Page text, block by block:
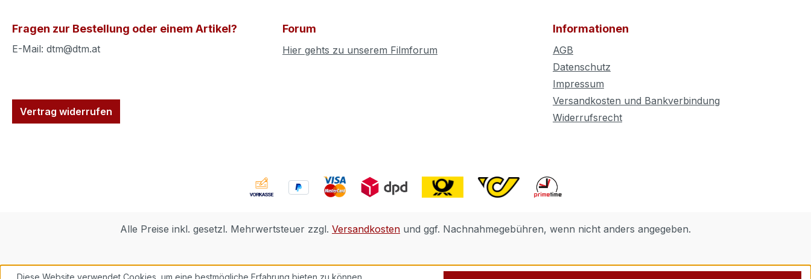
Fragen zur Bestellung oder einem Artikel?
E-Mail: dtm@dtm.at
Vertrag widerrufen
Forum
Hier gehts zu unserem Filmforum
Informationen
AGB
Datenschutz
Impressum
Versandkosten und Bankverbindung
Widerrufsrecht
Alle Preise inkl. gesetzl. Mehrwertsteuer zzgl. Versandkosten und ggf. Nachnahmegebühren, wenn nicht anders angegeben.
Diese Website verwendet Cookies, um eine bestmögliche Erfahrung bieten zu können.